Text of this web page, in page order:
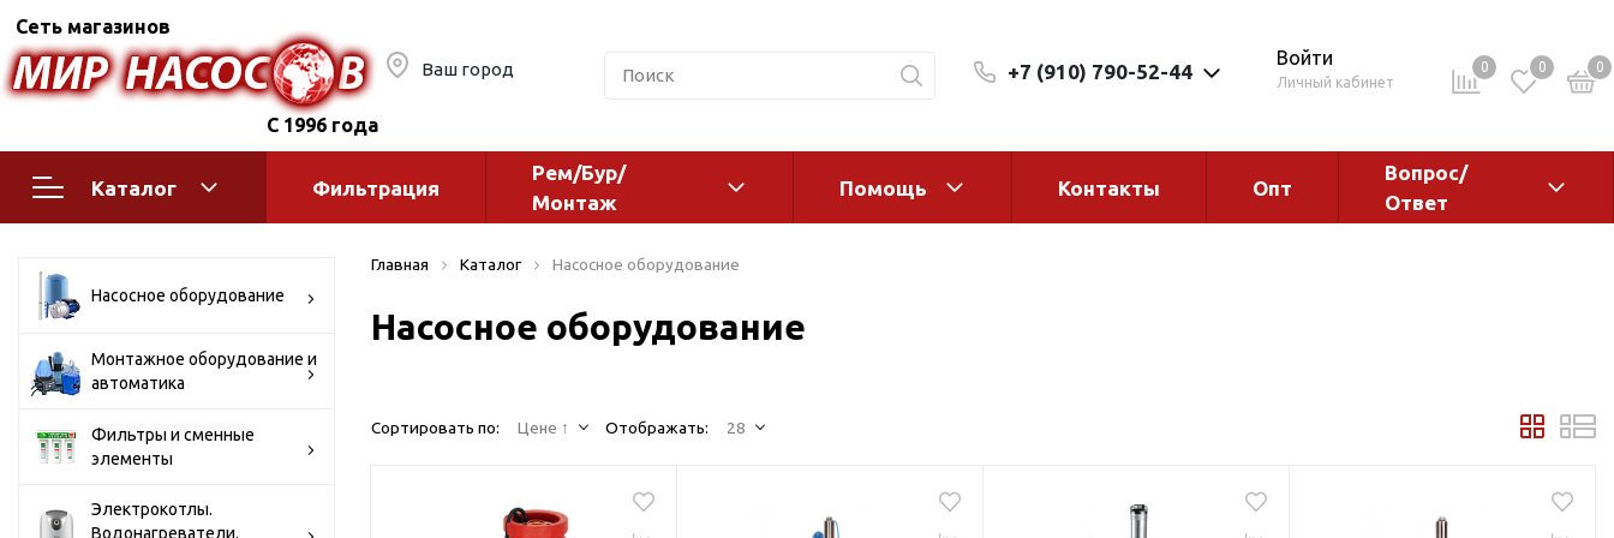
Сеть магазинов
С 1996 года
Ваш город +7 (910) 790-52-44
Войти
Личный кабинет
0 0 0
Каталог
Поверхностные насосы
Бытовые
Горизонтальные
многоступенчатые
многоступенчатые
моноблочные
Полив
водоснабжения
Оголовки и адаптеры
Магистральные фильтры
Фильтрация
Рем/Бур/
Монтаж
Помощь Контакты Опт
Вопрос/
Ответ
Насосное оборудование
Монтажное оборудование и
автоматика
Фильтры и сменные
элементы
Электрокотлы.
Водонагреватели.
Главная Каталог Насосное оборудование
Насосное оборудование
Сортировать по: Цене ↑ Отображать: 28